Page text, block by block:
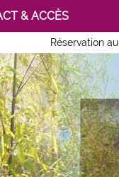
& ACCÈS
Réservation au